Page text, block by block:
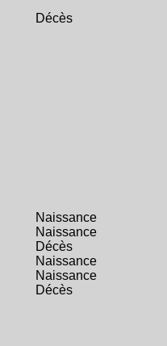
Décès
Naissance
Naissance
Décès
Naissance
Naissance
Décès